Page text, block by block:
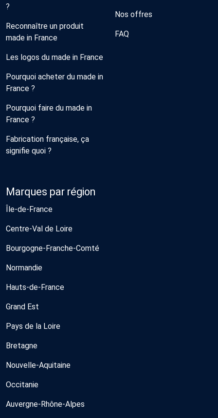
?
Reconnaître un produit
made in France
Les logos du made in France
Pourquoi acheter du made in
France ?
Pourquoi faire du made in
France ?
Fabrication française, ça
signifie quoi ?
Nos offres
FAQ
Marques par région
Île-de-France
Centre-Val de Loire
Bourgogne-Franche-Comté
Normandie
Hauts-de-France
Grand Est
Pays de la Loire
Bretagne
Nouvelle-Aquitaine
Occitanie
Auvergne-Rhône-Alpes